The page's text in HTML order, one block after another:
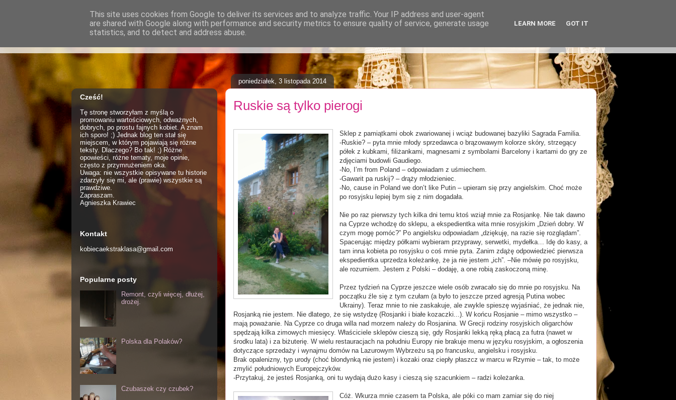
Kobieca Ekstraklasa
poniedziałek, 3 listopada 2014
Ruskie są tylko pierogi
Sklep z pamiątkami obok zwariowanej i wciąż budowanej bazyliki Sagrada Familia.
-Ruskie? – pyta mnie młody sprzedawca o brązowawym kolorze skóry, strzegący
półek z kubkami, filiżankami, magnesami z symbolami Barcelony i kartami do gry ze
zdjęciami budowli Gaudiego.
-No, I’m from Poland – odpowiadam z uśmiechem.
-Gawarit pa ruskij? – drąży młodzieniec.
-No, cause in Poland we don’t like Putin – upieram się przy angielskim. Choć może
po rosyjsku lepiej bym się z nim dogadała.
Nie po raz pierwszy tych kilka dni temu ktoś wziął mnie za Rosjankę. Nie tak dawno
na Cyprze wchodzę do sklepu, a ekspedientka wita mnie rosyjskim „Dzień dobry. W
czym mogę pomóc?” Po angielsku odpowiadam „dziękuję, na razie się rozglądam”.
Spacerując między półkami wybieram przyprawy, serwetki, mydełka… Idę do kasy, a
tam inna kobieta po rosyjsku o coś mnie pyta. Zanim zdążę odpowiedzieć pierwsza
ekspedientka uprzedza koleżankę, że ja nie jestem „ich”. –Nie mówię po rosyjsku,
ale rozumiem. Jestem z Polski – dodaję, a one robią zaskoczoną minę.
Przez tydzień na Cyprze jeszcze wiele osób zwracało się do mnie po rosyjsku. Na
początku źle się z tym czułam (a było to jeszcze przed agresją Putina wobec
Ukrainy). Teraz mnie to nie zaskakuje, ale zwykle spieszę wyjaśniać, że jednak nie,
Rosjanką nie jestem. Nie dlatego, że się wstydzę (Rosjanki i białe kozaczki...). W końcu Rosjanie – mimo wszystko –
mają poważanie. Na Cyprze co druga willa nad morzem należy do Rosjanina. W Grecji rodziny rosyjskich oligarchów
spędzają kilka zimowych miesięcy. Właściciele sklepów cieszą się, gdy Rosjanki lekką ręką płacą za futra (nawet w
środku lata) i za biżuterię. W wielu restauracjach na południu Europy nie brakuje menu w języku rosyjskim, a ogłoszenia
dotyczące sprzedaży i wynajmu domów na Lazurowym Wybrzeżu są po francusku, angielsku i rosyjsku.
Brak opalenizny, typ urody (choć blondynką nie jestem) i kozaki oraz ciepły płaszcz w marcu w Rzymie – tak, to może
zmylić południowych Europejczyków.
-Przytakuj, że jesteś Rosjanką, oni tu wydają dużo kasy i cieszą się szacunkiem – radzi koleżanka.
Cóż. Wkurza mnie czasem ta Polska, ale póki co mam zamiar się do niej
Cześć!
Tę stronę stworzyłam z myślą o
promowaniu wartościowych, odważnych,
dobrych, po prostu fajnych kobiet. A znam
ich sporo! ;) Jednak blog ten stał się
miejscem, w którym pojawiają się różne
teksty. Dlaczego? Bo tak! ;) Różne
opowieści, różne tematy, moje opinie,
często z przymrużeniem oka.
Uwaga: nie wszystkie opisywane tu historie
zdarzyły się mi, ale (prawie) wszystkie są
prawdziwe.
Zapraszam.
Agnieszka Krawiec
Kontakt
kobiecaekstraklasa@gmail.com
Popularne posty
Remont, czyli więcej, dłużej,
drożej.
Polska dla Polaków?
Czubaszek czy czubek?
This site uses cookies from Google to deliver its services and to analyze traffic. Your IP address and user-agent
are shared with Google along with performance and security metrics to ensure quality of service, generate usage
statistics, and to detect and address abuse.
LEARN MORE GOT IT